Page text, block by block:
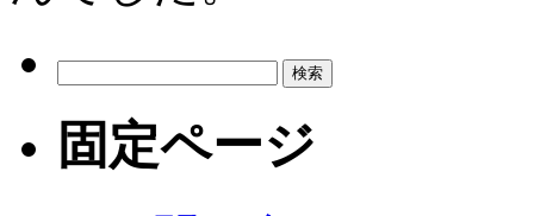
固定ページ